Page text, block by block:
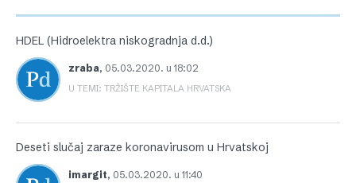
HDEL (Hidroelektra niskogradnja d.d.)
zraba, 05.03.2020. u 18:02
U TEMI: TRŽIŠTE KAPITALA HRVATSKA
Deseti slučaj zaraze koronavirusom u Hrvatskoj
imargit, 05.03.2020. u 11:40